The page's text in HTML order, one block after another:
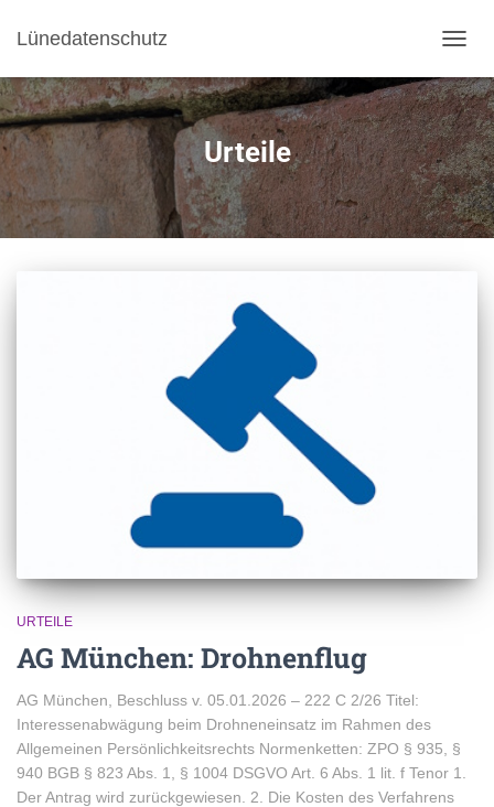
Lünedatenschutz
Urteile
URTEILE
AG München: Drohnenflug
AG München, Beschluss v. 05.01.2026 – 222 C 2/26 Titel:
Interessenabwägung beim Drohneneinsatz im Rahmen des
Allgemeinen Persönlichkeitsrechts Normenketten: ZPO § 935, §
940 BGB § 823 Abs. 1, § 1004 DSGVO Art. 6 Abs. 1 lit. f Tenor 1.
Der Antrag wird zurückgewiesen. 2. Die Kosten des Verfahrens